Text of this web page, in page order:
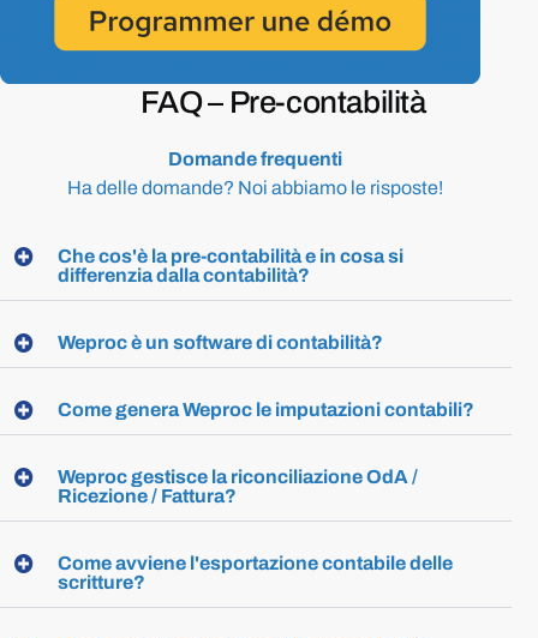
FAQ – Pre-contabilità
Domandefrequenti
Hadelledomande? Noi abbiamo le risposte!
Che cos'è la pre-contabilità e in cosa si
differenzia dalla contabilità?
Weproc è un software di contabilità?
Come genera Weproc le imputazioni contabili?
Weproc gestisce la riconciliazione OdA /
Ricezione / Fattura?
Come avviene l'esportazione contabile delle
scritture?